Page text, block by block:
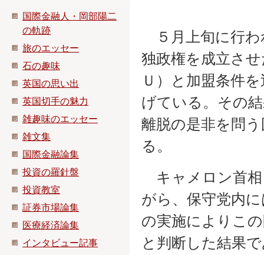
国際金融人・岡部陽二
の軌跡
旅のエッセー
石の趣味
英国の思い出
英国切手の魅力
雑趣味のエッセー
雑文集
国際金融論集
投資の羅針盤
投資教室
証券市場論集
医療経済論集
インタビュー記事
５月上旬に行わ
独政権を成立さ
Ｕ）と加盟条件
げている。その
離脱の是非を問
る。
キャメロン首相
がら、保守党内
の実施によりこ
と判断した結果